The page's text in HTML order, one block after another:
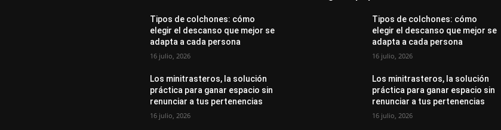
Tipos de colchones: cómo
elegir el descanso que mejor se
adapta a cada persona
16 julio, 2026
Los minitrasteros, la solución
práctica para ganar espacio sin
renunciar a tus pertenencias
16 julio, 2026
Tipos de colchones: cómo
elegir el descanso que mejor se
adapta a cada persona
16 julio, 2026
Los minitrasteros, la solución
práctica para ganar espacio sin
renunciar a tus pertenencias
16 julio, 2026